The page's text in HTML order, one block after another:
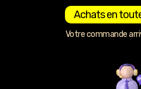
Achats en
Votre commande